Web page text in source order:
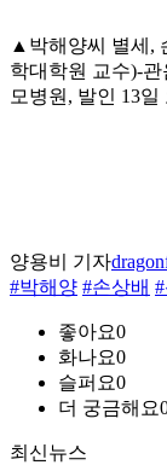
▲박해양씨 별세,
학대학원 교수)-
모병원, 발인 13일
양용비 기자
#박해양 #손상배
좋아요0
화나요0
슬퍼요0
더 궁금해요
최신뉴스